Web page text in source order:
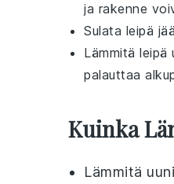
ja rakenne
Sulata leipä
Lämmitä leipä
palauttaa
Kuinka
Lämmitä uuni